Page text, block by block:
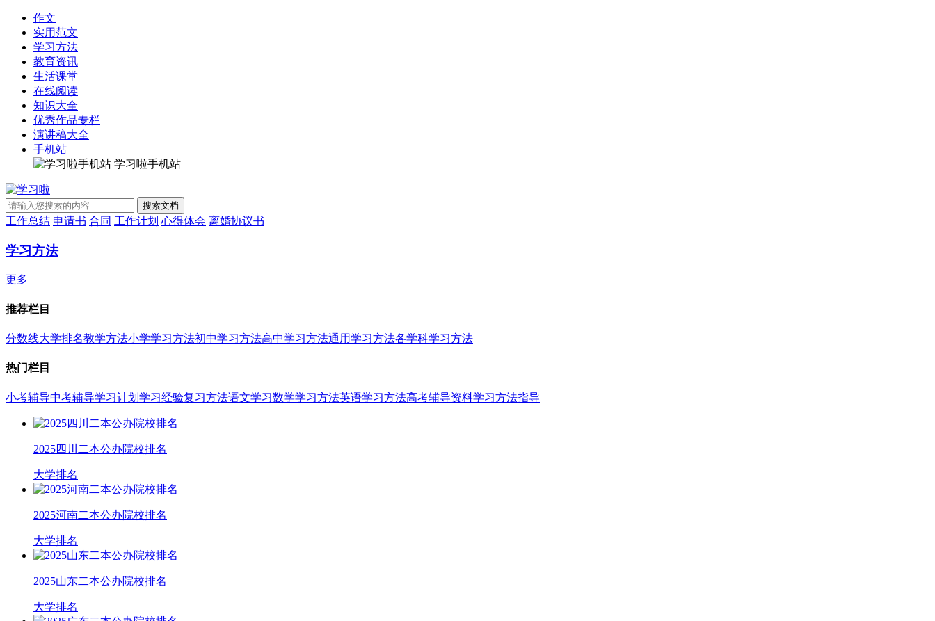
作文
实用范文
学习方法
教育资讯
生活课堂
在线阅读
知识大全
优秀作品专栏
演讲稿大全
手机站
学习啦手机站
工作总结 申请书 合同 工作计划 心得体会 离婚协议书
学习方法
更多
推荐栏目
分数线大学排名教学方法小学学习方法初中学习方法高中学习方法通用学习方法各学科学习方法
热门栏目
小考辅导中考辅导学习计划 学习经验复习方法语文学习数学学习方法英语学习方法高考辅导资料学习方法指导
2025四川二本公办院校排名
大学排名
2025河南二本公办院校排名
大学排名
2025山东二本公办院校排名
大学排名